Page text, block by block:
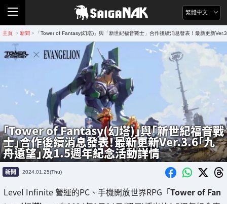
繁體中文
主頁 > 新聞 > 「Tower of Fantasy(幻塔)」與「新世紀福音戰士」合作後續消息發表！最新更新
「Tower of Fantasy(幻塔)」與「新世紀福音戰
士」合作後續消息發表！最新更新Ver.3.6「九
舟遠望」及1.5週年紀念活動詳情
新聞 2024.01.25(Thu)
Level Infinite 營運的PC、手機開放世界RPG「Tower of Fan